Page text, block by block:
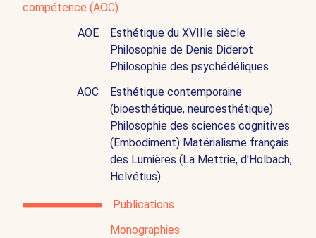
compétence (AOC)
AOE
Esthétique du XVIIIe siècle
Philosophie de Denis Diderot
Philosophie des psychédéliques
AOC
Esthétique contemporaine
(bioesthétique, neuroesthétique)
Philosophie des sciences cognitives
(Embodiment) Matérialisme français
des Lumières (La Mettrie, d'Holbach,
Helvétius)
Publications
Monographies